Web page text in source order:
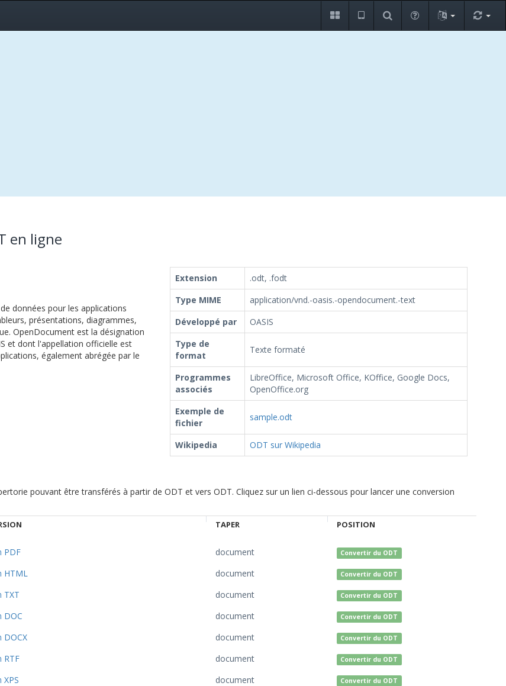
en ligne
données pour les applications
présentations, diagrammes,
OpenDocument est la désignation
et dont l'appellation officielle est
également abrégée par le
Extension
.odt, .fodt
Type MIME
application/vnd.-oasis.-opendocument.-text
Développé par
OASIS
Type de
format
Texte formaté
Programmes
associés
LibreOffice, Microsoft Office, KOffice, Google Docs,
OpenOffice.org
Exemple de
fichier
sample.odt
Wikipedia ODT sur Wikipedia
pouvant être transférés à partir de ODT et vers ODT. Cliquez sur un lien ci-dessous pour lancer une conversion
TAPER POSITION
PDF document Convertir du ODT
HTML document Convertir du ODT
TXT document Convertir du ODT
DOC document Convertir du ODT
DOCX document Convertir du ODT
RTF document Convertir du ODT
XPS document Convertir du ODT